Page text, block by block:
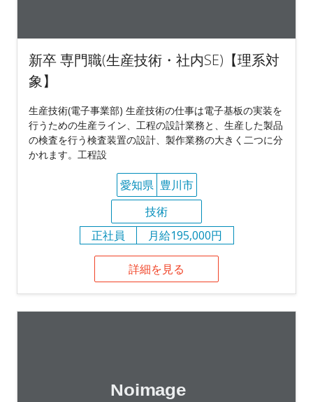
新卒 専門職(生産技術・社内SE)【理系対
象】
生産技術(電子事業部) 生産技術の仕事は電子基板の実装を
行うための生産ライン、工程の設計業務と、生産した製品
の検査を行う検査装置の設計、製作業務の大きく二つに分
かれます。工程設
愛知県 豊川市
技術
正社員
月給195,000円
詳細を見る